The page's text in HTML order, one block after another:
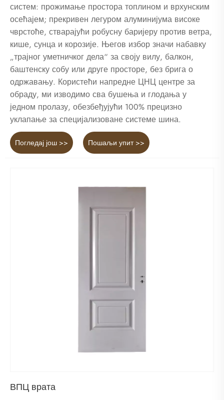
систем: прожимање простора топлином и врхунским
осећајем; прекривен легуром алуминијума високе
чврстоће, стварајући робусну баријеру против ветра,
кише, сунца и корозије. Његов избор значи набавку
„трајног уметничког дела“ за своју вилу, балкон,
баштенску собу или друге просторе, без брига о
одржавању. Користећи напредне ЦНЦ центре за
обраду, ми изводимо сва бушења и глодања у
једном пролазу, обезбеђујући 100% прецизно
уклапање за специјализоване системе шина.
Погледај још >> Пошаљи упит >>
ВПЦ врата